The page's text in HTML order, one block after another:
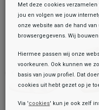
Met deze cookies verzamelen
jou en volgen we jouw
onze website aan de hand
browsergegevens. Wij
Hiermee passen wij onze
voorkeuren. Ook kunnen we
basis van jouw profiel. Dat
cookies uit hebt gezet op je
Via 'cookies' kun je ook zelf